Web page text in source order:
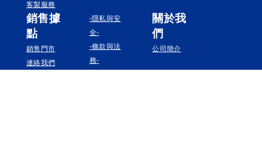
客製服務
銷售據
點
銷售門市
連絡我們
-隱私與安
全-
-條款與法
務-
關於我
們
公司簡介